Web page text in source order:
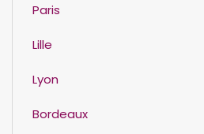
Paris
Lille
Lyon
Bordeaux